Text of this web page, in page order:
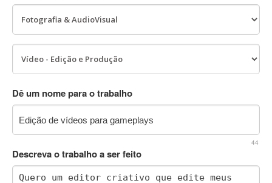
Dê um nome para o trabalho
44
Descreva o trabalho a ser feito